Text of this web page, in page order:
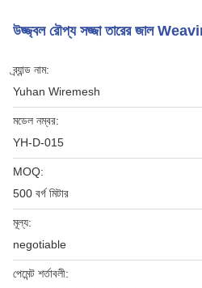
উজ্জ্বল রৌপ্য সজ্জা তারের জাল
ব্র্যান্ড নাম:
Yuhan Wiremesh
মডেল নম্বর:
YH-D-015
MOQ:
500 বর্গ মিটার
মূল্য:
negotiable
পেমেন্ট শর্তাবলী: